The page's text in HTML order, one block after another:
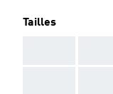
Tailles